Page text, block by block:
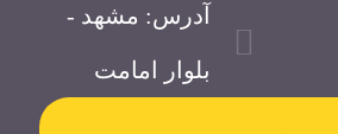
آدرس: مشهد -
بلوار امامت